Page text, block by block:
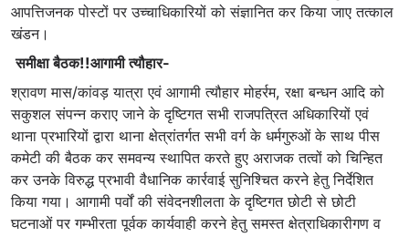
आपत्तिजनक पोस्टों पर उच्चाधिकारियों को संज्ञानित कर किया जाए तत्काल
खंडन।
समीक्षा बैठक!!आगामी त्यौहार-
श्रावण मास/कांवड़ यात्रा एवं आगामी त्यौहार मोहर्रम, रक्षा बन्धन आदि को
सकुशल संपन्न कराए जाने के दृष्टिगत सभी राजपत्रित अधिकारियों एवं
थाना प्रभारियों द्वारा थाना क्षेत्रांतर्गत सभी वर्ग के धर्मगुरुओं के साथ पीस
कमेटी की बैठक कर समवन्य स्थापित करते हुए अराजक तत्वों को चिन्हित
कर उनके विरुद्ध प्रभावी वैधानिक कार्रवाई सुनिश्चित करने हेतु निर्देशित
किया गया। आगामी पर्वों की संवेदनशीलता के दृष्टिगत छोटी से छोटी
घटनाओं पर गम्भीरता पूर्वक कार्यवाही करने हेतु समस्त क्षेत्राधिकारीगण व